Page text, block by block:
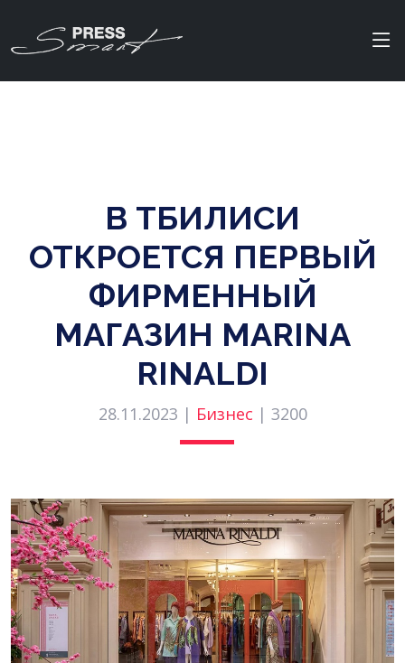
В ТБИЛИСИ
ОТКРОЕТСЯ ПЕРВЫЙ
ФИРМЕННЫЙ
МАГАЗИН MARINA
RINALDI
28.11.2023 | Бизнес | 3200